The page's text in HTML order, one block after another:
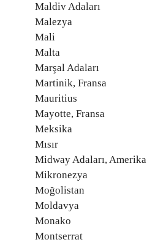
Maldiv Adaları
Malezya
Mali
Malta
Marşal Adaları
Martinik, Fransa
Mauritius
Mayotte, Fransa
Meksika
Mısır
Midway Adaları, Amerika
Mikronezya
Moğolistan
Moldavya
Monako
Montserrat